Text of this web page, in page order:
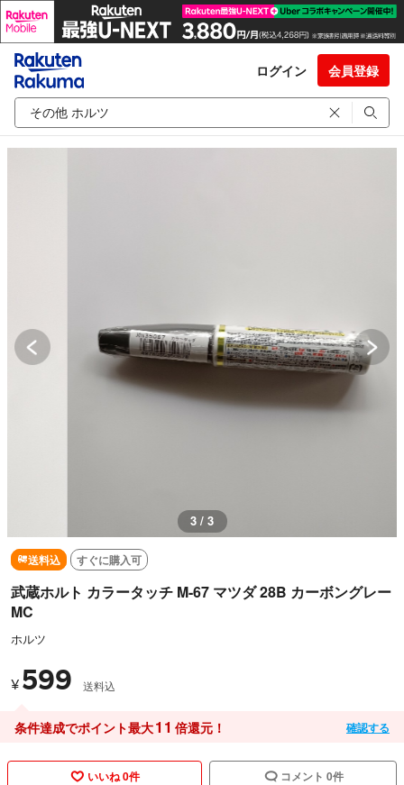
ログイン 会員登録
3 / 3
送料込 すぐに購入可
武蔵ホルト カラータッチ M-67 マツダ 28B カーボングレー
MC
ホルツ
¥ 599 送料込
条件達成でポイント最大11 倍還元！ 確認する
いいね 0件 コメント 0件